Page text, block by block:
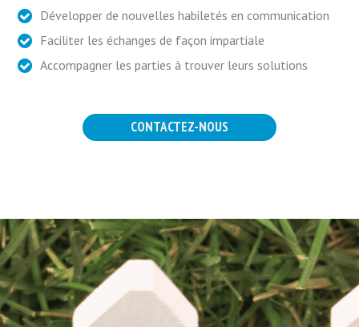
Développer de nouvelles habiletés en communication
Faciliter les échanges de façon impartiale
Accompagner les parties à trouver leurs solutions
CONTACTEZ-NOUS